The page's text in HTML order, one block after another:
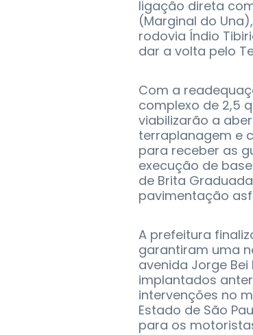
ligação direta
(Marginal do
rodovia Índio
dar a volta pelo
Com a
complexo de 2,5
viabilizarão a
terraplanagem e
para receber as
execução de
de Brita
pavimentação
A prefeitura
garantiram uma
avenida Jorge
implantados
intervenções no
Estado de São
para os